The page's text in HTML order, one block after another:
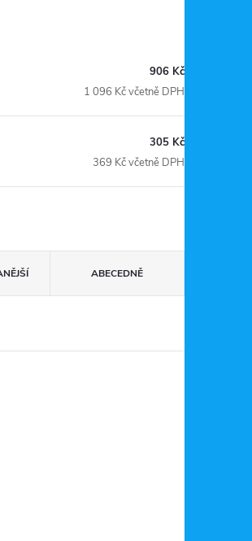
906 Kč
1 096 Kč včetně DPH
305 Kč
369 Kč včetně DPH
ABECEDNĚ